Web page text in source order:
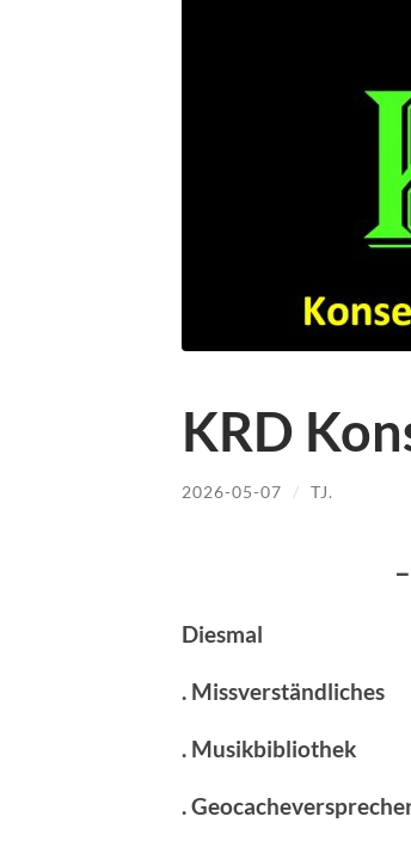
KRD
2026-05-07 / TJ.
Diesmal
. Missverständliches
. Musikbibliothek
.